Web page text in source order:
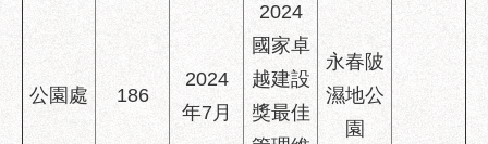
公園處 186
2024
年7月
2024
國家卓
越建設
獎最佳
永春陂
濕地公
園